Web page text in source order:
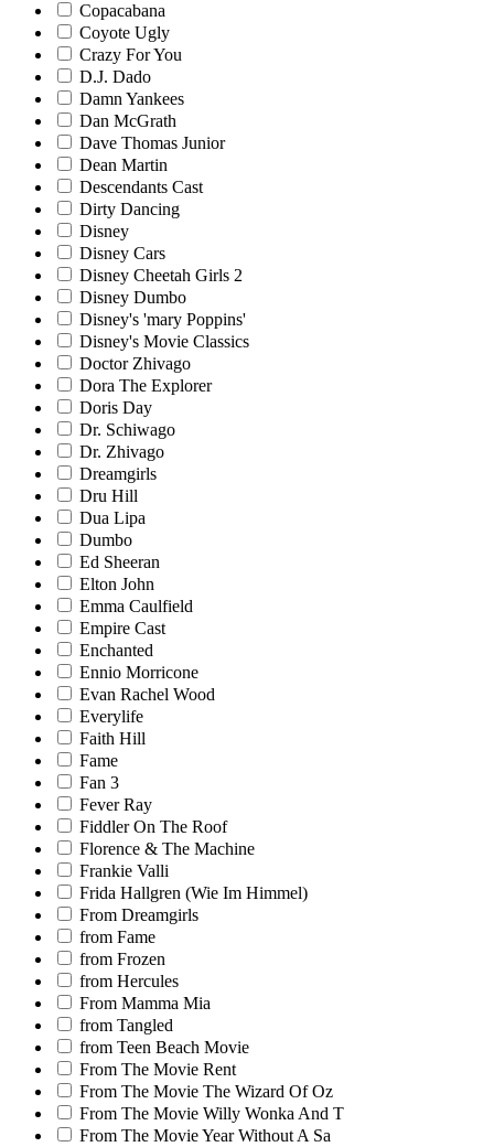
Copacabana
Coyote Ugly
Crazy For You
D.J. Dado
Damn Yankees
Dan McGrath
Dave Thomas Junior
Dean Martin
Descendants Cast
Dirty Dancing
Disney
Disney Cars
Disney Cheetah Girls 2
Disney Dumbo
Disney's 'mary Poppins'
Disney's Movie Classics
Doctor Zhivago
Dora The Explorer
Doris Day
Dr. Schiwago
Dr. Zhivago
Dreamgirls
Dru Hill
Dua Lipa
Dumbo
Ed Sheeran
Elton John
Emma Caulfield
Empire Cast
Enchanted
Ennio Morricone
Evan Rachel Wood
Everylife
Faith Hill
Fame
Fan 3
Fever Ray
Fiddler On The Roof
Florence & The Machine
Frankie Valli
Frida Hallgren (Wie Im Himmel)
From Dreamgirls
from Fame
from Frozen
from Hercules
From Mamma Mia
from Tangled
from Teen Beach Movie
From The Movie Rent
From The Movie The Wizard Of Oz
From The Movie Willy Wonka And T
From The Movie Year Without A Sa